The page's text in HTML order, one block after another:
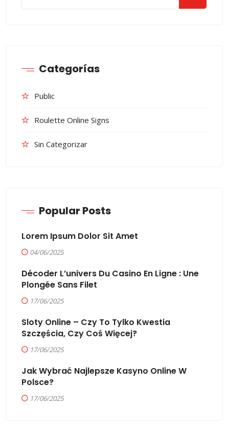
Categorías
Public
Roulette Online Signs
Sin Categorizar
Popular Posts
Lorem Ipsum Dolor Sit Amet
04/06/2025
Décoder L’univers Du Casino En Ligne : Une
Plongée Sans Filet
17/06/2025
Sloty Online – Czy To Tylko Kwestia
Szczęścia, Czy Coś Więcej?
17/06/2025
Jak Wybrać Najlepsze Kasyno Online W
Polsce?
17/06/2025